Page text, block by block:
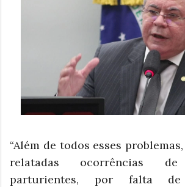
“Além de todos esses
relatadas ocorrências
parturientes, por falta de